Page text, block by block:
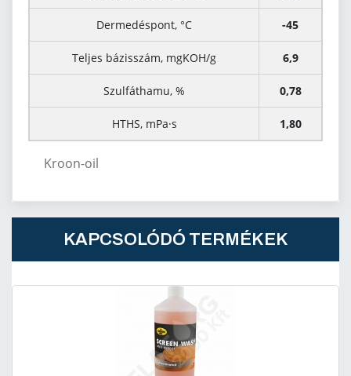
Dermedéspont, °C -45
Teljes bázisszám, mgKOH/g 6,9
Szulfáthamu, % 0,78
HTHS, mPa·s 1,80
Kroon-oil
KAPCSOLÓDÓ TERMÉKEK